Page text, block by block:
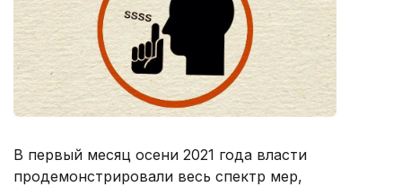
В первый месяц осени 2021 года власти
продемонстрировали весь спектр мер,